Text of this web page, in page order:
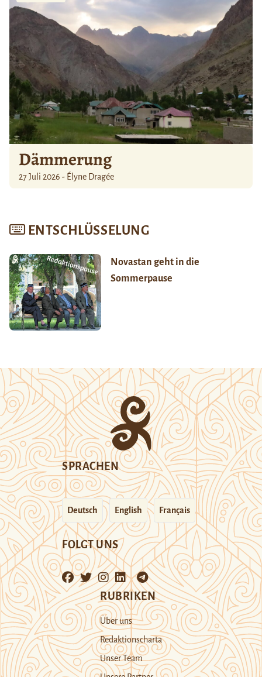
Dämmerung
27 Juli 2026 - Élyne Dragée
ENTSCHLÜSSELUNG
Novastan geht in die
Sommerpause
SPRACHEN
Deutsch English Français
FOLGT UNS
RUBRIKEN
Über uns
Redaktionscharta
Unser Team